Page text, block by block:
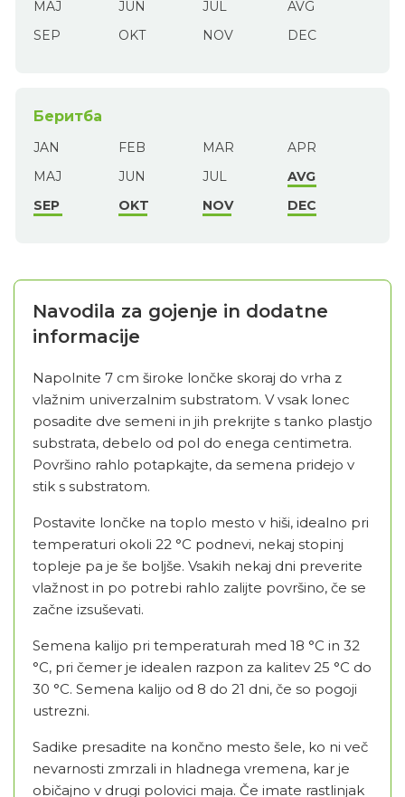
MAJ JUN JUL
AVG
SEP
OKT NOV DEC
Беритба
JAN FEB MAR
APR
MAJ
JUN JUL
AVG
SEP
OKT NOV DEC
Navodila za gojenje in dodatne
informacije
Napolnite 7 cm široke lončke skoraj do vrha z
vlažnim univerzalnim substratom. V vsak lonec
posadite dve semeni in jih prekrijte s tanko plastjo
substrata, debelo od pol do enega centimetra.
Površino rahlo potapkajte, da semena pridejo v
stik s substratom.
Postavite lončke na toplo mesto v hiši, idealno pri
temperaturi okoli 22 °C podnevi, nekaj stopinj
topleje pa je še boljše. Vsakih nekaj dni preverite
vlažnost in po potrebi rahlo zalijte površino, če se
začne izsuševati.
Semena kalijo pri temperaturah med 18 °C in 32
°C, pri čemer je idealen razpon za kalitev 25 °C do
30 °C. Semena kalijo od 8 do 21 dni, če so pogoji
ustrezni.
Sadike presadite na končno mesto šele, ko ni več
nevarnosti zmrzali in hladnega vremena, kar je
običajno v drugi polovici maja. Če imate rastlinjak